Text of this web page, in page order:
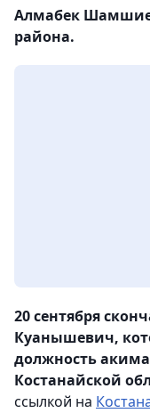
Алмабек
района.
20 сентября
Куанышевич,
должность акима
Костанайской
ссылкой на